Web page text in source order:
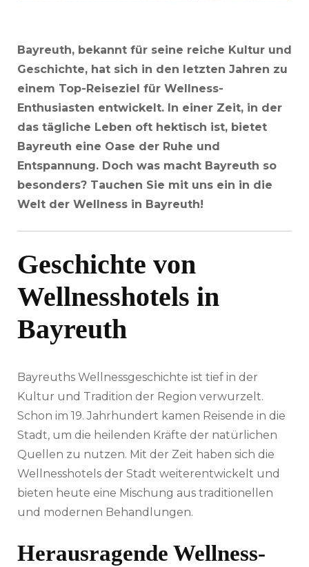
Bayreuth, bekannt für seine reiche Kultur und
Geschichte, hat sich in den letzten Jahren zu
einem Top-Reiseziel für Wellness-
Enthusiasten entwickelt. In einer Zeit, in der
das tägliche Leben oft hektisch ist, bietet
Bayreuth eine Oase der Ruhe und
Entspannung. Doch was macht Bayreuth so
besonders? Tauchen Sie mit uns ein in die
Welt der Wellness in Bayreuth!
Geschichte von
Wellnesshotels in
Bayreuth
Bayreuths Wellnessgeschichte ist tief in der
Kultur und Tradition der Region verwurzelt.
Schon im 19. Jahrhundert kamen Reisende in die
Stadt, um die heilenden Kräfte der natürlichen
Quellen zu nutzen. Mit der Zeit haben sich die
Wellnesshotels der Stadt weiterentwickelt und
bieten heute eine Mischung aus traditionellen
und modernen Behandlungen.
Herausragende Wellness-